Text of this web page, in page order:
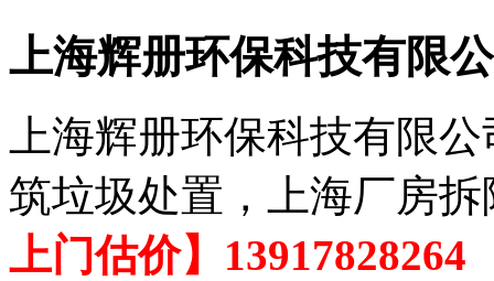
上海辉册环保科技有限
上海辉册环保科技有限
筑垃圾处置，上海厂房
上门估价】13917828264